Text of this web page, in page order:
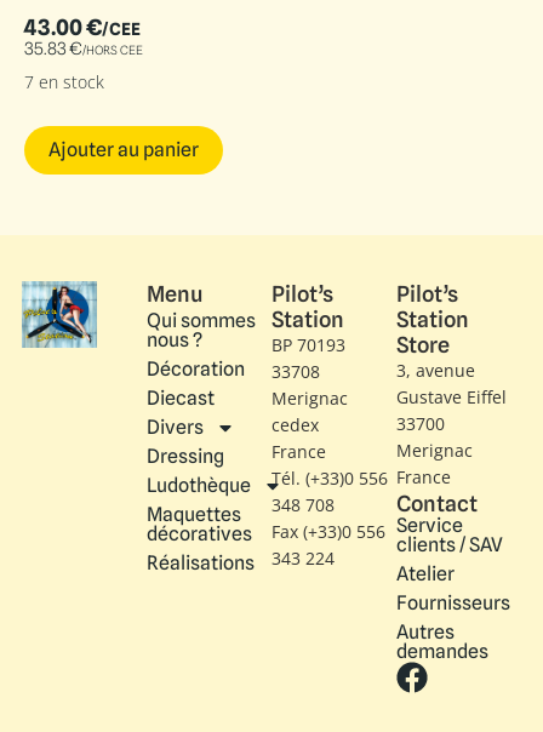
43.00€/CEE
35.83€/HORS CEE
7 en stock
Ajouter au panier
Menu
Qui sommes
nous ?
Décoration
Diecast
Divers
Dressing
Ludothèque
Maquettes
décoratives
Réalisations
Pilot’s
Station
BP 70193
33708
Merignac
cedex
France
Tél. (+33)0 556
348 708
Fax (+33)0 556
343 224
Pilot’s
Station
Store
3, avenue
Gustave Eiffel​
33700
Merignac
France
Contact
Service
clients / SAV
Atelier
Fournisseurs
Autres
demandes